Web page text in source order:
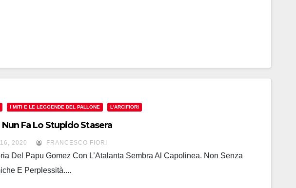
I MITI E LE LEGGENDE DEL PALLONE L'ARCIFIORI
Nun Fa Lo Stupido Stasera
2020 FRANCESCO FIORI
Del Papu Gomez Con L’Atalanta Sembra Al Capolinea. Non Senza
E Perplessità....